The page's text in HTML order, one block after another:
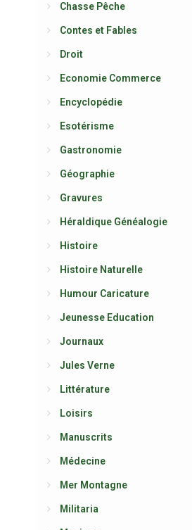
Chasse Pêche
Contes et Fables
Droit
Economie Commerce
Encyclopédie
Esotérisme
Gastronomie
Géographie
Gravures
Héraldique Généalogie
Histoire
Histoire Naturelle
Humour Caricature
Jeunesse Education
Journaux
Jules Verne
Littérature
Loisirs
Manuscrits
Médecine
Mer Montagne
Militaria